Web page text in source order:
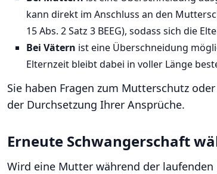
kann direkt im Anschluss an den
15 Abs. 2 Satz 3 BEEG), sodass sich die
Bei Vätern ist eine Überschneidung
Elternzeit bleibt dabei in voller Länge
Sie haben Fragen zum Mutterschutz
der Durchsetzung Ihrer Ansprüche.
Erneute Schwangerschaft
Wird eine Mutter während der